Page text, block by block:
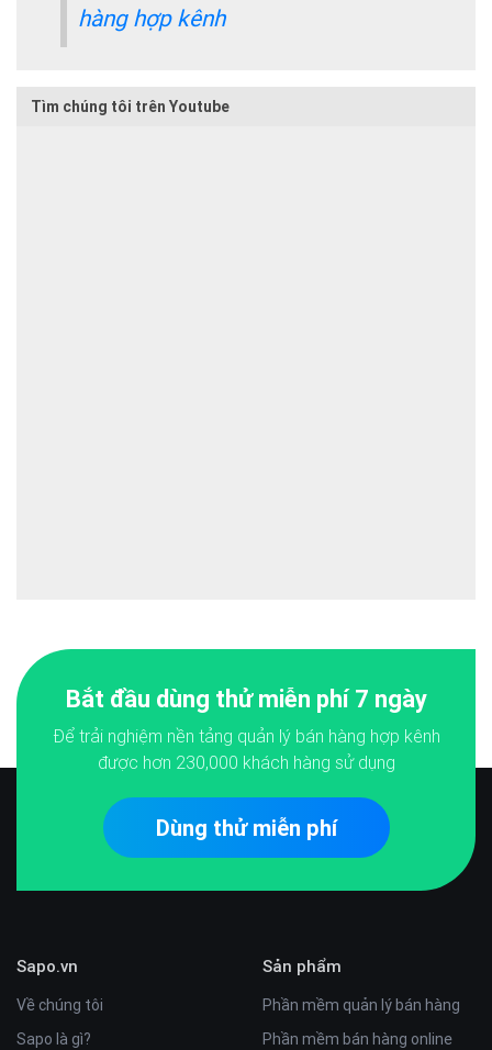
hàng hợp kênh
Tìm chúng tôi trên Youtube
Bắt đầu dùng thử miễn phí 7 ngày
Để trải nghiệm nền tảng quản lý bán hàng hợp kênh
được hơn 230,000 khách hàng sử dụng
Dùng thử miễn phí
Sapo.vn
Về chúng tôi
Sapo là gì?
Sản phẩm
Phần mềm quản lý bán hàng
Phần mềm bán hàng online